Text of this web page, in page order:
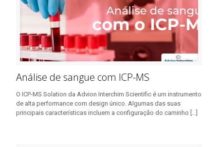
Análise de sangue com ICP-MS
O ICP-MS Solation da Advion Interchim Scientific é um instrumento
de alta performance com design único. Algumas das suas
principais características incluem a configuração do caminho […]